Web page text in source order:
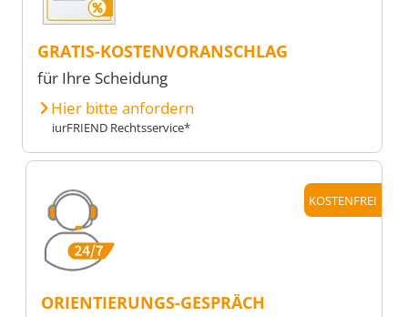
GRATIS-KOSTENVORANSCHLAG
für Ihre Scheidung
Hier bitte anfordern
iurFRIEND Rechtsservice*
KOSTENFREI
ORIENTIERUNGS-GESPRÄCH